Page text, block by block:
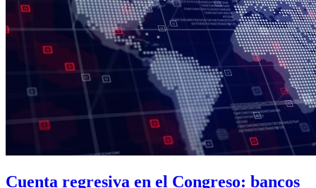
Cuenta regresiva en el Congreso: bancos